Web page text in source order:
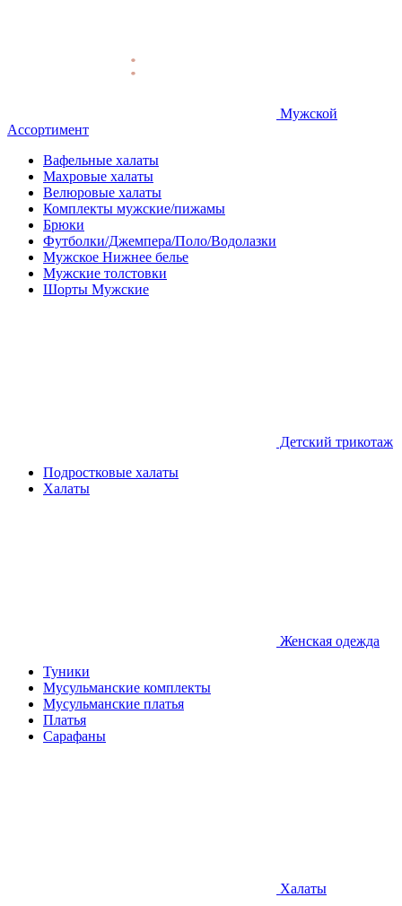
Мужской
Ассортимент
Вафельные халаты
Махровые халаты
Велюровые халаты
Комплекты мужские/пижамы
Брюки
Футболки/Джемпера/Поло/Водолазки
Мужское Нижнее белье
Мужские толстовки
Шорты Мужские
Детcкий трикотаж
Подростковые халаты
Халаты
Женская одежда
Туники
Мусульманские комплекты
Мусульманские платья
Платья
Сарафаны
Халаты